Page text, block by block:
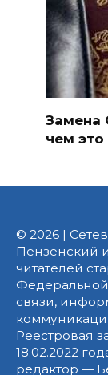
Замена
чем это
© 2026 |
Пензенский
читателей
связи,
Реестровая
18.02.2022
редактор —